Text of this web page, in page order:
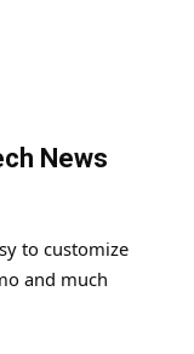
News
to customize
and much